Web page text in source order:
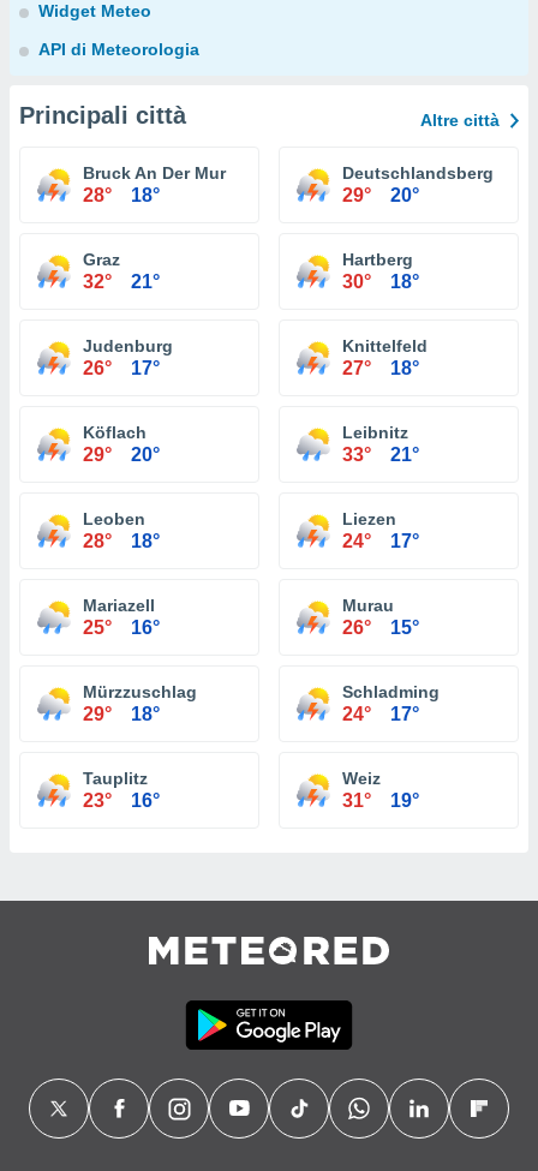
Widget Meteo
API di Meteorologia
Principali città Altre città
Bruck An Der Mur
28° 18°
Deutschlandsberg
29° 20°
Graz
32° 21°
Hartberg
30° 18°
Judenburg
26° 17°
Knittelfeld
27° 18°
Köflach
29° 20°
Leibnitz
33° 21°
Leoben
28° 18°
Liezen
24° 17°
Mariazell
25° 16°
Murau
26° 15°
Mürzzuschlag
29° 18°
Schladming
24° 17°
Tauplitz
23° 16°
Weiz
31° 19°